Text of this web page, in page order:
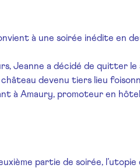
à une soirée inédite en
Jeanne a décidé de quitter
devenu tiers lieu
à Amaury, promoteur en
partie de soirée,